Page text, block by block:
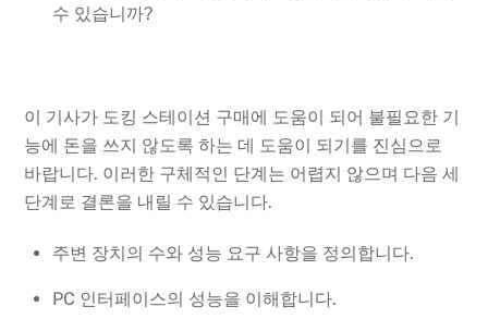
수 있습니까?
이 기사가 도킹 스테이션 구매에 도움이 되어 불필요한 기
능에 돈을 쓰지 않도록 하는 데 도움이 되기를 진심으로
바랍니다. 이러한 구체적인 단계는 어렵지 않으며 다음 세
단계로 결론을 내릴 수 있습니다.
주변 장치의 수와 성능 요구 사항을 정의합니다.
PC 인터페이스의 성능을 이해합니다.